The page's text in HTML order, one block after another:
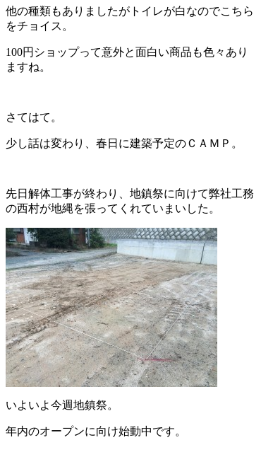
他の種類もありましたがトイレが白なのでこちら
をチョイス。
100円ショップって意外と面白い商品も色々あり
ますね。
さてはて。
少し話は変わり、春日に建築予定のＣＡＭＰ。
先日解体工事が終わり、地鎮祭に向けて弊社工務
の西村が地縄を張ってくれていまいした。
いよいよ今週地鎮祭。
年内のオープンに向け始動中です。